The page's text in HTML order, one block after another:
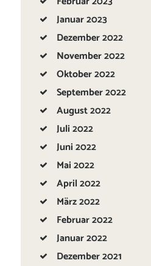
Januar2023
Dezember2022
November2022
Oktober2022
September2022
August2022
Juli2022
Juni2022
Mai2022
April2022
März2022
Februar2022
Januar2022
Dezember2021